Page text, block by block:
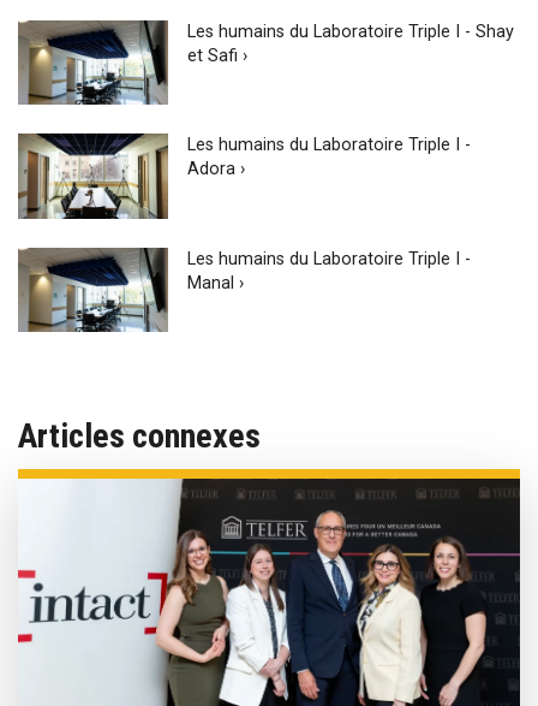
Les humains du Laboratoire Triple I - Shay
et Safi ›
Les humains du Laboratoire Triple I -
Adora ›
Les humains du Laboratoire Triple I -
Manal ›
Articles connexes